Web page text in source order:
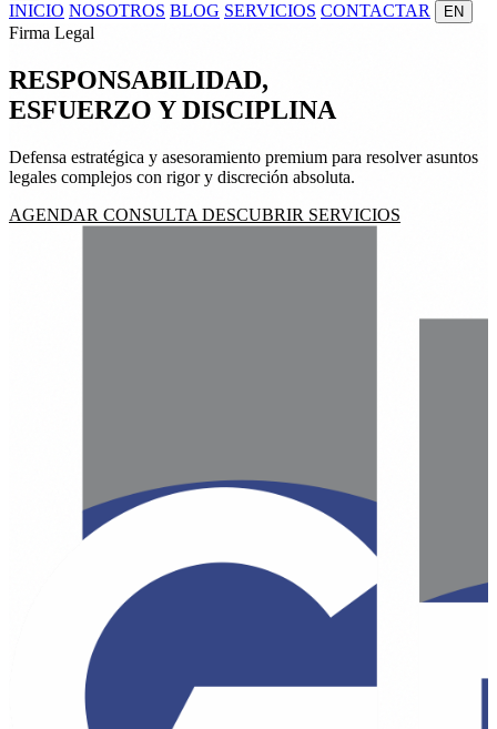
INICIO NOSOTROS BLOG SERVICIOS CONTACTAR EN
Firma Legal
RESPONSABILIDAD,
ESFUERZO YDISCIPLINA
Defensa estratégica y asesoramiento premium para resolver asuntos
legales complejos con rigor y discreción absoluta.
AGENDAR CONSULTA DESCUBRIR SERVICIOS